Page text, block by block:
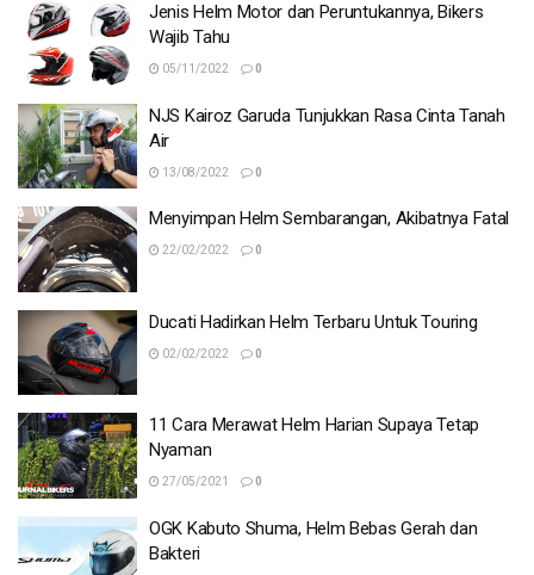
Jenis Helm Motor dan Peruntukannya, Bikers
Wajib Tahu
05/11/2022 0
NJS Kairoz Garuda Tunjukkan Rasa Cinta Tanah
Air
13/08/2022 0
Menyimpan Helm Sembarangan, Akibatnya Fatal
22/02/2022 0
Ducati Hadirkan Helm Terbaru Untuk Touring
02/02/2022 0
11 Cara Merawat Helm Harian Supaya Tetap
Nyaman
27/05/2021 0
OGK Kabuto Shuma, Helm Bebas Gerah dan
Bakteri